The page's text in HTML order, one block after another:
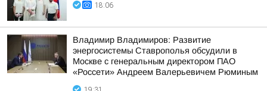
18:06
Владимир Владимиров: Развитие
энергосистемы Ставрополья обсудили в
Москве с генеральным директором ПАО
«Россети» Андреем Валерьевичем Рюминым